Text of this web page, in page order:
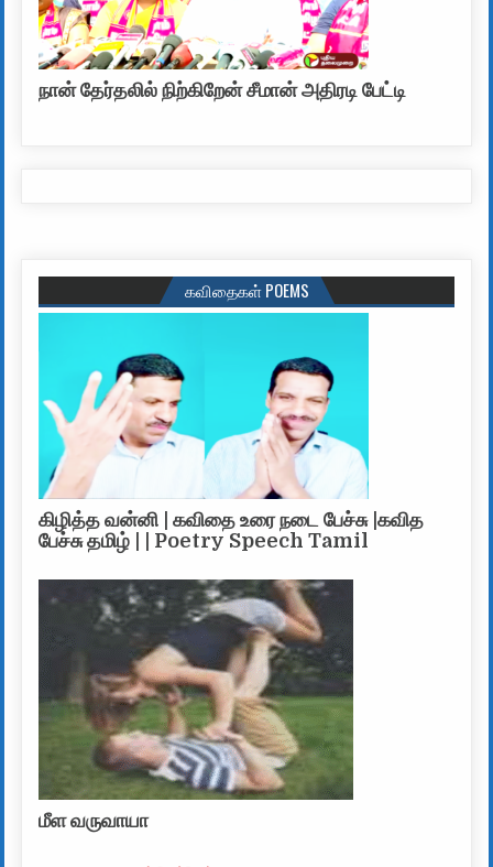
நான் தேர்தலில் நிற்கிறேன் சீமான் அதிரடி பேட்டி
கவிதைகள் POEMS
கிழித்த வன்னி | கவிதை உரை நடை பேச்சு |கவித
பேச்சு தமிழ் | | Poetry Speech Tamil
மீள வருவாயா